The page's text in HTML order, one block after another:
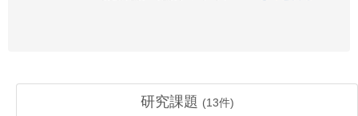
研究課題 (13件)